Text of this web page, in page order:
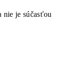
nie je súčasťou